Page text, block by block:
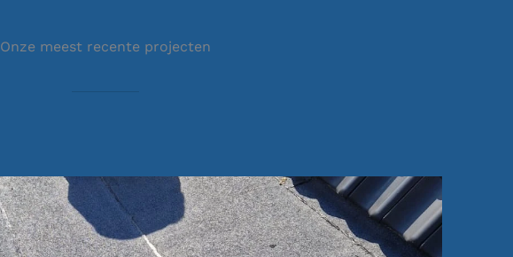
Onze meest recente projecten